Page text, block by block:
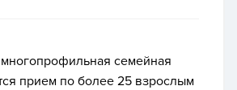
семейная
прием по более 25 взрослым